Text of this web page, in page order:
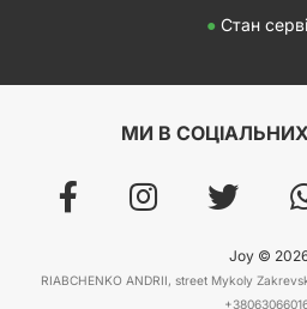
● Стан
МИ В
Joy ©
RIABCHENKO ANDRII, street Mykoly